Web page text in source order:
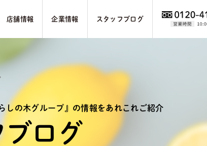
店舗情報 企業情報 スタッフブログ
しの木グループ』の情報をあれこれご紹介
ブログ